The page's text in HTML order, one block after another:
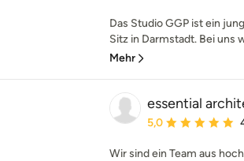
Das Studio GGP ist ein
Sitz in Darmstadt. Bei uns
Mehr
essential
Durchschnittliche
5,0
Wir sind ein Team aus